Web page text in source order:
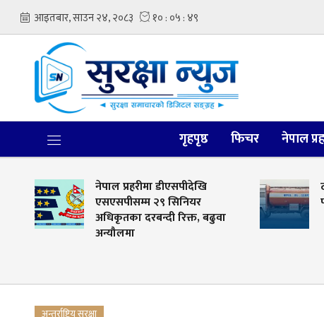
गृहपृष्ठ फिचर नेपाल
नेपाल प्रहरीमा डीएसपीदेखि
एसएसपीसम्म २९ सिनियर
अधिकृतका दरबन्दी रिक्त, बढुवा
अन्यौलमा
पक्राउ
अन्तर्राष्ट्रिय सुरक्षा